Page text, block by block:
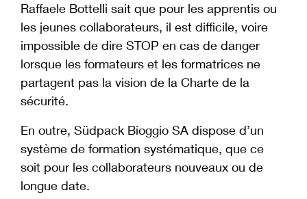
Raffaele Bottelli sait que pour les apprentis ou
les jeunes collaborateurs, il est difficile, voire
impossible de dire STOP en cas de danger
lorsque les formateurs et les formatrices ne
partagent pas la vision de la Charte de la
sécurité.
En outre, Südpack Bioggio SA dispose d’un
système de formation systématique, que ce
soit pour les collaborateurs nouveaux ou de
longue date.